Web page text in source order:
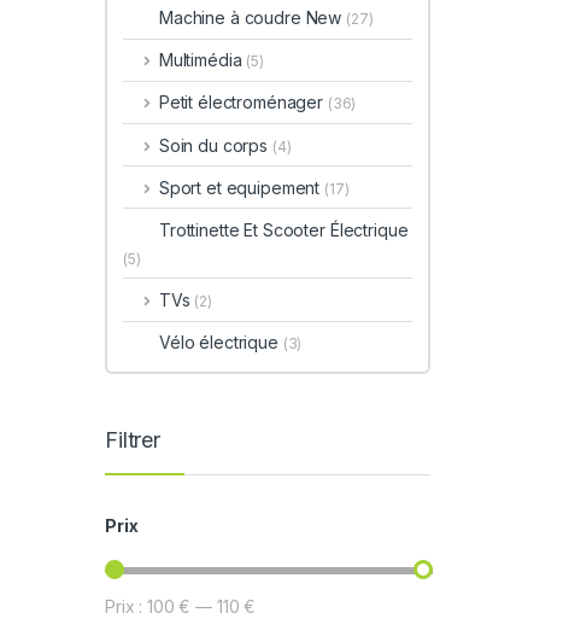
Machine à coudre New (27)
Multimédia (5)
Petit électroménager (36)
Soin du corps (4)
Sport et equipement (17)
Trottinette Et Scooter Électrique
(5)
TVs (2)
Vélo électrique (3)
Filtrer
Prix
Prix :100 € — 110 €